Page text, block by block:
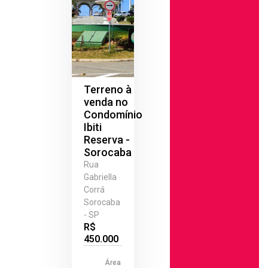
Terreno à
venda no
Condomínio
Ibiti
Reserva -
Sorocaba
Rua
Gabriella
Corrá
Sorocaba
- SP
R$
450.000
Área